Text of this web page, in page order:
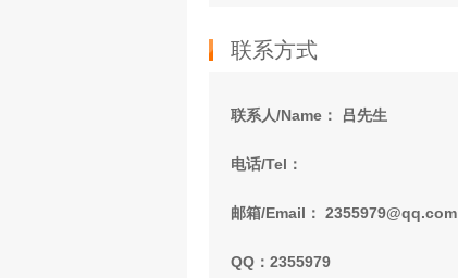
联系方式
联系人/Name： 吕先生
电话/Tel：
邮箱/Email： 2355979@qq.com
QQ：2355979